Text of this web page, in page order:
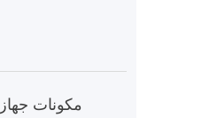
مكونات